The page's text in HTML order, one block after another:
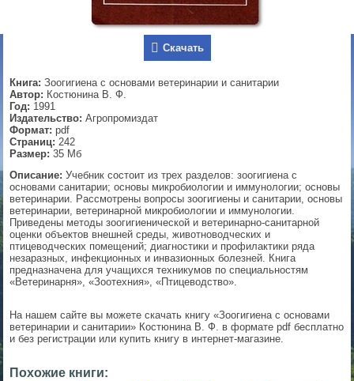
Скачать
Книга: Зоогигиена с основами ветеринарии и санитарии
Автор: Костюнина В. Ф.
Год: 1991
Издательство: Агропромиздат
Формат: pdf
Страниц: 242
Размер: 35 Мб
Описание: Учебник состоит из трех разделов: зоогигиена с
основами санитарии; основы микробиологии и иммунологии; основы
ветеринарии. Рассмотрены вопросы зоогигиены и санитарии, основы
ветеринарии, ветеринарной микробиологии и иммунологии.
Приведены методы зоогигиенической и ветеринарно-санитарной
оценки объектов внешней среды, животноводческих и
птицеводческих помещений; диагностики и профилактики ряда
незаразных, инфекционных и инвазионных болезней. Книга
предназначена для учащихся техникумов по специальностям
«Ветеринарня», «Зоотехния», «Птицеводство».
На нашем сайте вы можете скачать книгу «Зоогигиена с основами
ветеринарии и санитарии» Костюнина В. Ф. в формате pdf бесплатно
и без регистрации или купить книгу в интернет-магазине.
Похожие книги:
▼
▼
▼